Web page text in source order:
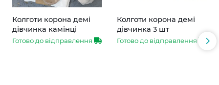
Колготи корона демі
дівчинка камінці
Готово до відправлення
Колготи корона демі
дівчинка 3 шт
Готово до відправлення